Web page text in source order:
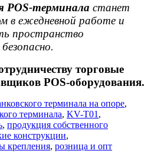
POS-терминала станет
в ежедневной работе и
пространство
торговые
POS-оборудования.
терминала на опоре,
терминала, KV-T01 ,
, продукция собственного
конструкции,
крепления, розница и опт